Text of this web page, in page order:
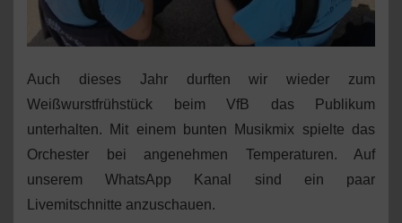
Auch dieses Jahr durften wir wieder zum
Weißwurstfrühstück beim VfB das Publikum
unterhalten. Mit einem bunten Musikmix spielte das
Orchester bei angenehmen Temperaturen. Auf
unserem WhatsApp Kanal sind ein paar
Livemitschnitte anzuschauen.